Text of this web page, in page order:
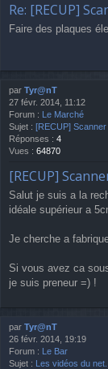
Re: [RECUP]
Faire des plaques
par Tyr@nT
27 févr. 2014, 11:12
Forum : Le Marché
Sujet : [RECUP] Scanner
Réponses : 4
Vues : 64870
[RECUP]
Salut je suis a la
idéale supérieur a
Je cherche a
Si vous avez ca
je suis preneur =) !
par Tyr@nT
26 févr. 2014, 19:19
Forum : Le Bar
Sujet : Les vidéos du net.